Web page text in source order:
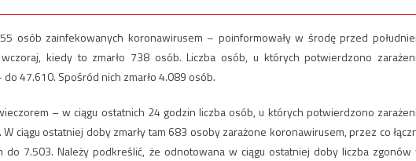
osób zainfekowanych koronawirusem – poinformowały w środę przed
kiedy to zmarło 738 osób. Liczba osób, u których potwierdzono
47.610. Spośród nich zmarło 4.089 osób.
– w ciągu ostatnich 24 godzin liczba osób, u których potwierdzono
ciągu ostatniej doby zmarły tam 683 osoby zarażone koronawirusem, przez co
do 7.503. Należy podkreślić, że odnotowana w ciągu ostatniej doby liczba zgonów